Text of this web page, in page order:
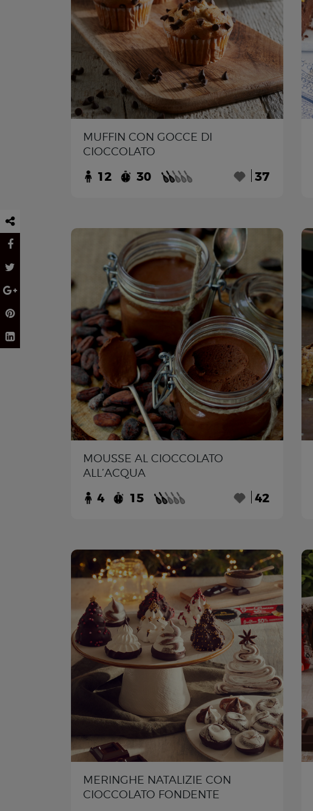
MUFFIN CON GOCCE DI
CIOCCOLATO
12 30 37
MOUSSE AL CIOCCOLATO
ALL’ACQUA
4 15 42
MERINGHE NATALIZIE CON
CIOCCOLATO FONDENTE